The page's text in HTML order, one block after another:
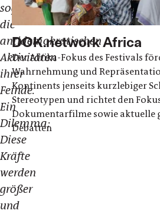
sogar
die
antidemokratischen
Aktivitäten
ihrer
Feinde.
Ein
Dilemma:
Diese
Kräfte
werden
größer
und
DOK.network Africa
Der Afrika-Fokus des Festivals
Wahrnehmung und
Kontinents jenseits kurzlebiger
Stereotypen und richtet den
Dokumentarfilme sowie aktuelle
Debatten